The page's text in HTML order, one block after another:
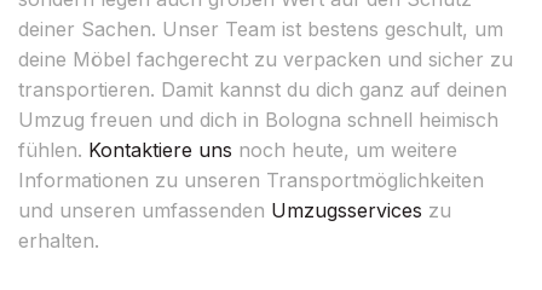
deiner Sachen. Unser Team ist bestens geschult, um
deine Möbel fachgerecht zu verpacken und sicher zu
transportieren. Damit kannst du dich ganz auf deinen
Umzug freuen und dich in Bologna schnell heimisch
fühlen. Kontaktiere uns noch heute, um weitere
Informationen zu unseren Transportmöglichkeiten
und unseren umfassenden Umzugsservices zu
erhalten.